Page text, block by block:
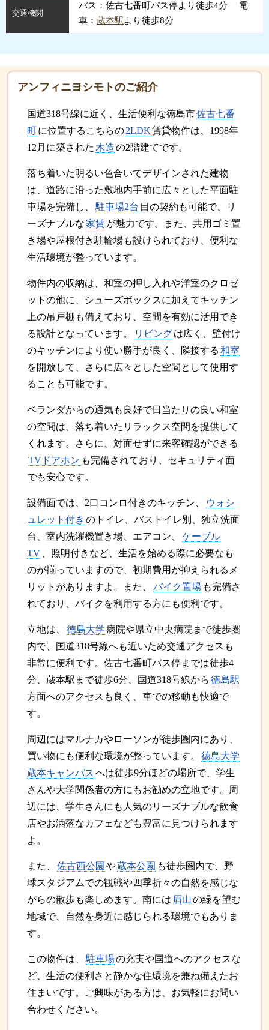
交通機関
バス：佐古七番町バス停より徒歩4分 電
車： 蔵本駅より徒歩8分
アンフィニヨシモトのご紹介
国道318号線に近く、生活便利な徳島市佐古七番
町に位置するこちらの2LDK賃貸物件は、1998年
12月に築された 木造の2階建てです。
落ち着いた明るい色合いでデザインされた建物
は、道路に沿った敷地内手前に広々とした平面駐
車場を完備し、
駐車場2台 目の契約も可能で、リ
ーズナブルな家賃が魅力です。また、共用ゴミ置
き場や屋根付き駐輪場も設けられており、便利な
生活環境が整っています。
物件内の収納は、和室の押し入れや洋室のクロゼ
ットの他に、シューズボックスに加えてキッチン
上の吊戸棚も備えており、空間を有効に活用でき
る設計となっています。
リビングは広く、壁付け
のキッチンにより使い勝手が良く、隣接する 和室
を開放して、さらに広々とした空間として使用す
ることも可能です。
ベランダからの通気も良好で日当たりの良い和室
の空間は、落ち着いたリラックス空間を提供して
くれます。さらに、対面せずに来客確認ができる
TVドアホン も完備されており、セキュリティ面
でも安心です。
設備面では、2口コンロ付きのキッチン、
ウォシ
ュレット付き のトイレ、バストイレ別、独立洗面
台、室内洗濯機置き場、エアコン、
ケーブル
TV
、照明付きなど、生活を始める際に必要なも
のが揃っていますので、初期費用が抑えられるメ
リットがありますよ。また、
バイク置場 も完備さ
れており、バイクを利用する方にも便利です。
立地は、 徳島大学病院や県立中央病院まで徒歩圏
内で、国道318号線へも近いため交通アクセスも
非常に便利です。佐古七番町バス停までは徒歩4
分、蔵本駅まで徒歩6分、国道318号線から 徳島駅
方面へのアクセスも良く、車での移動も快適で
す。
周辺にはマルナカやローソンが徒歩圏内にあり、
買い物にも便利な環境が整っています。
徳島大学
蔵本キャンパス へは徒歩9分ほどの場所で、学生
さんや大学関係者の方にもお勧めの立地です。周
辺には、学生さんにも人気のリーズナブルな飲食
店やお洒落なカフェなども豊富に見つけられます
よ。
また、 佐古西公園 や蔵本公園 も徒歩圏内で、野
球スタジアムでの観戦や四季折々の自然を感じな
がらの散歩も楽しめます。南には 眉山の緑を望む
地域で、自然を身近に感じられる環境でもありま
す。
この物件は、 駐車場の充実や国道へのアクセスな
ど、生活の便利さと静かな住環境を兼ね備えたお
住まいです。ご興味がある方は、お気軽にお問い
合わせください。